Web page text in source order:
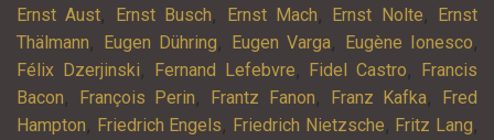
Ernst Aust, Ernst Busch, Ernst Mach, Ernst Nolte,
Ernst
Thälmann, Eugen Dühring, Eugen Varga, Eugène Ionesco,
Félix Dzerjinski, Fernand Lefebvre, Fidel Castro,
Francis
Bacon, François Perin, Frantz Fanon, Franz Kafka,
Fred
Hampton, Friedrich Engels, Friedrich Nietzsche, Fritz Lang,